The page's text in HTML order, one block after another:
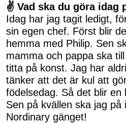
✌ Vad ska du göra idag
Idag har jag tagit ledigt,
sin egen chef. Först blir
hemma med Philip. Sen
mamma och pappa ska
titta på konst. Jag har
tänker att det är kul att
födelsedag. Så det blir en
Sen på kvällen ska jag på
Nordinary gänget!